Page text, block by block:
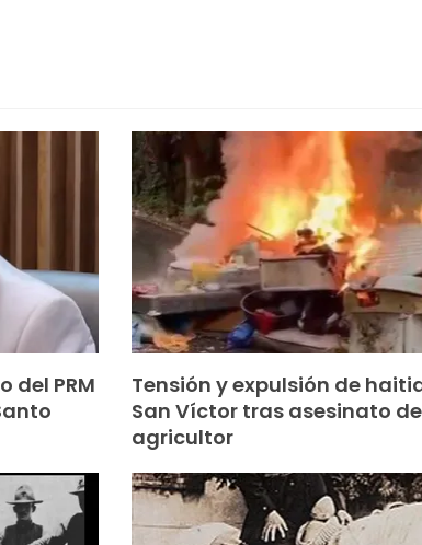
del PRM
Tensión y expulsión de
San Víctor tras asesinato de
agricultor